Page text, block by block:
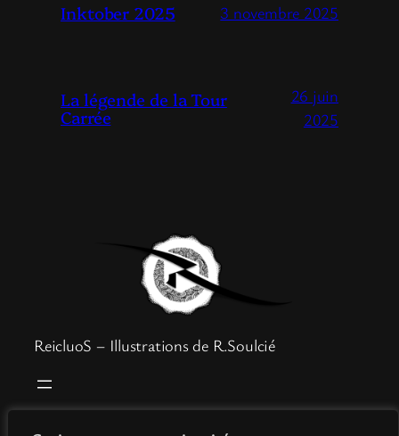
Inktober 2025 3 novembre 2025
La légende de la Tour
Carrée
26 juin
2025
ReicluoS – Illustrations de R.Soulcié